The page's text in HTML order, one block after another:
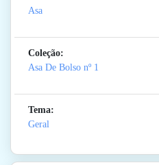
Asa
Coleção:
Asa De Bolso nº 1
Tema:
Geral